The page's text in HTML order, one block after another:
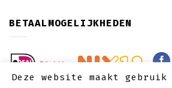
BETAALMOGELIJKHEDEN
Deze website maakt gebruik